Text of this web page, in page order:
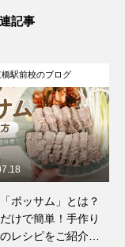
記事
橋駅前校のブログ
ポッサム」とは？
けで簡単！手作り
レシピをご紹介☆